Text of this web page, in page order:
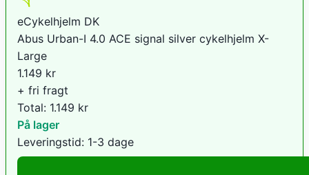
eCykelhjelm DK
Abus Urban-I 4.0 ACE signal silver cykelhjelm X-
Large
1.149 kr
+ fri fragt
Total: 1.149 kr
På lager
Leveringstid: 1-3 dage